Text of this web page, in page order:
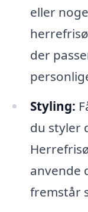
eller
der
Styling:
du styler
anvende
fremstår